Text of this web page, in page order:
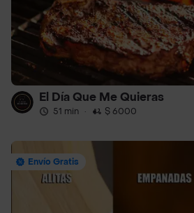
El Día Que Me Quieras
51 min · $ 6000
Envío Gratis